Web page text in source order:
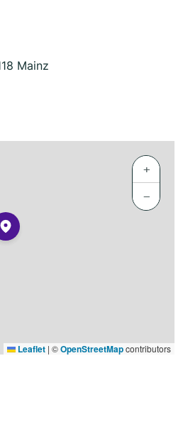
Mainz
+
−
Leaflet | ©OpenStreetMapcontributors